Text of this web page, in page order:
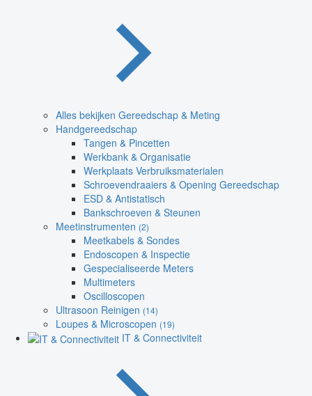
Alles bekijken Gereedschap & Meting
Handgereedschap
Tangen & Pincetten
Werkbank & Organisatie
Werkplaats Verbruiksmaterialen
Schroevendraaiers & Opening Gereedschap
ESD & Antistatisch
Bankschroeven & Steunen
Meetinstrumenten (2)
Meetkabels & Sondes
Endoscopen & Inspectie
Gespecialiseerde Meters
Multimeters
Oscilloscopen
Ultrasoon Reinigen (14)
Loupes & Microscopen (19)
IT & Connectiviteit